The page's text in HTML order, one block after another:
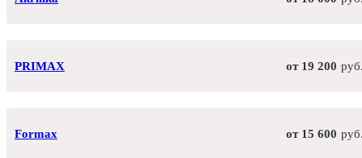
PRIMAX от 19 200
Formax от 15 600